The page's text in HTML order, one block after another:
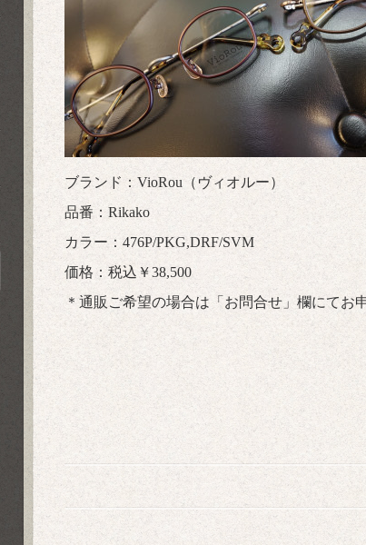
ブランド：VioRou（ヴィオルー）
品番：Rikako
カラー：476P/PKG,DRF/SVM
価格：税込￥38,500
＊通販ご希望の場合は「 お問合せ 」欄にてお